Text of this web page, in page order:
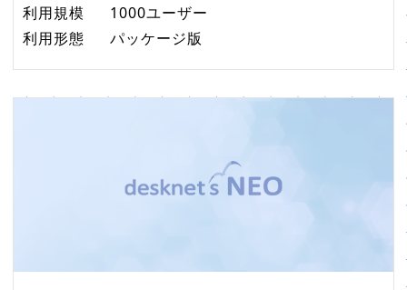
利用規模
1000ユーザー
利用形態
パッケージ版